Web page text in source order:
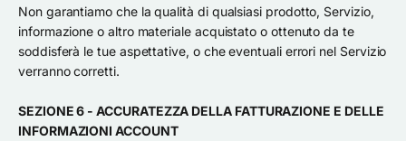
Non garantiamo che la qualità di qualsiasi prodotto, Servizio,
informazione o altro materiale acquistato o ottenuto da te
soddisferà le tue aspettative, o che eventuali errori nel Servizio
verranno corretti.
SEZIONE 6 - ACCURATEZZA DELLA FATTURAZIONE E DELLE
INFORMAZIONI ACCOUNT